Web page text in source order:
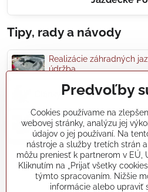
Tipy, rady a návody
Realizácie záhradných jazierok,
údržba...
Články a blogy
Rady a návody
koikapre/
Predvoľby
Cookies používame na
webovej stránky, analýzu jej
údajov o jej používaní. Na
nástroje a služby tretích strán
môžu preniesť k partnerom v EÚ,
Kliknutím na „Prijať všetky
týmto spracovaním. Nižšie
informácie alebo upraviť